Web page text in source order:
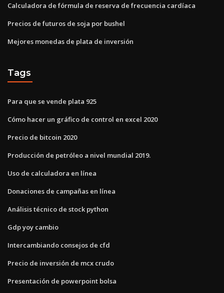
Calculadora de fórmula de reserva de frecuencia cardíaca
Precios de futuros de soja por bushel
Mejores monedas de plata de inversión
Tags
Para que se vende plata 925
Cómo hacer un gráfico de control en excel 2020
Precio de bitcoin 2020
Producción de petróleo a nivel mundial 2019.
Uso de calculadora en línea
Donaciones de campañas en línea
Análisis técnico de stock python
Gdp yoy cambio
Intercambiando consejos de cfd
Precio de inversión de mcx crudo
Presentación de powerpoint bolsa